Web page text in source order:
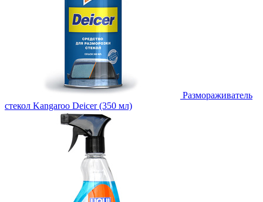
Размораживатель
стекол Kangaroo Deicer (350 мл)